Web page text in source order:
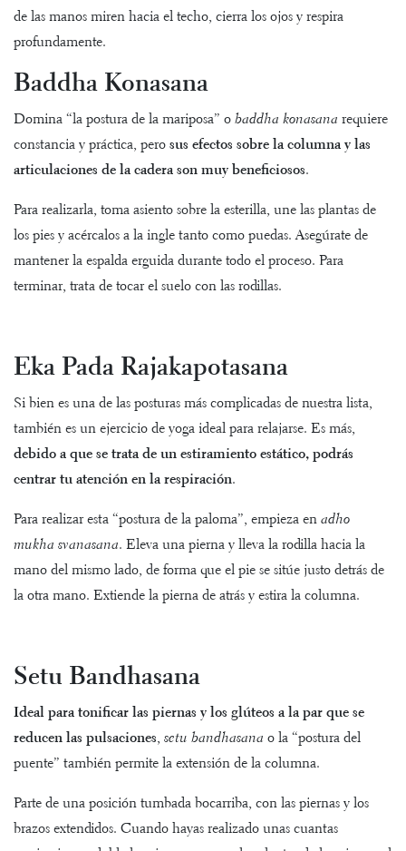
de las manos miren hacia el techo, cierra los ojos y respira
profundamente.
Baddha Konasana
Domina “la postura de la mariposa” o baddha konasana requiere
constancia y práctica, pero sus efectos sobre la columna y las
articulaciones de la cadera son muy beneficiosos.
Para realizarla, toma asiento sobre la esterilla, une las plantas de
los pies y acércalos a la ingle tanto como puedas. Asegúrate de
mantener la espalda erguida durante todo el proceso. Para
terminar, trata de tocar el suelo con las rodillas.
Eka Pada Rajakapotasana
Si bien es una de las posturas más complicadas de nuestra lista,
también es un ejercicio de yoga ideal para relajarse. Es más,
debido a que se trata de un estiramiento estático, podrás
centrar tu atención en la respiración.
Para realizar esta “postura de la paloma”, empieza en adho
mukha svanasana. Eleva una pierna y lleva la rodilla hacia la
mano del mismo lado, de forma que el pie se sitúe justo detrás de
la otra mano. Extiende la pierna de atrás y estira la columna.
Setu Bandhasana
Ideal para tonificar las piernas y los glúteos a la par que se
reducen las pulsaciones, setu bandhasana o la “postura del
puente” también permite la extensión de la columna.
Parte de una posición tumbada bocarriba, con las piernas y los
brazos extendidos. Cuando hayas realizado unas cuantas